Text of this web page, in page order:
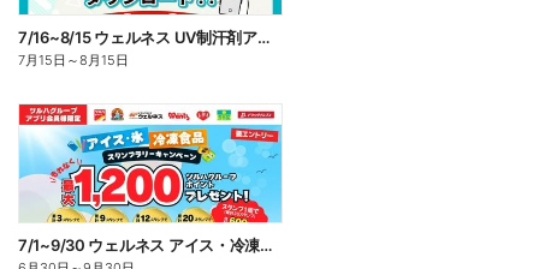
7/16~8/15 ウェルネス UV制汗剤アプリ企画
7月15日 ～8月15日
7/1~9/30 ウェルネス アイス・冷凍食品スタンプラリーキャンペーン企画